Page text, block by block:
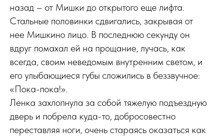
назад – от Мишки до открытого еще лифта.
Стальные половинки сдвигались, закрывая от
нее Мишкино лицо. В последнюю секунду он
вдруг помахал ей на прощание, лучась, как
всегда, своим неведомым внутренним светом, и
его улыбающиеся губы сложились в беззвучное:
«Пока-пока!».
Ленка захлопнула за собой тяжелую подъездную
дверь и побрела куда-то, добросовестно
переставляя ноги, очень стараясь оказаться как